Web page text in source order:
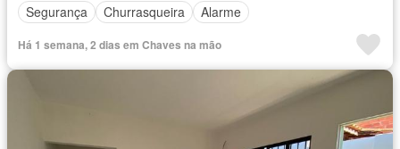
Segurança
Churrasqueira Alarme
Há 1 semana, 2 dias em Chaves na mão